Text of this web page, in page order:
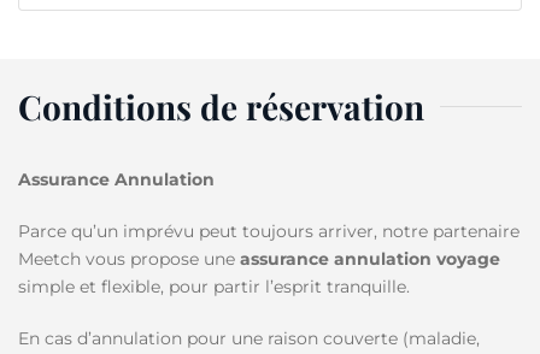
Conditions de réservation
Assurance Annulation
Parce qu’un imprévu peut toujours arriver, notre partenaire
Meetch vous propose une assurance annulation voyage
simple et flexible, pour partir l’esprit tranquille.
En cas d’annulation pour une raison couverte (maladie,